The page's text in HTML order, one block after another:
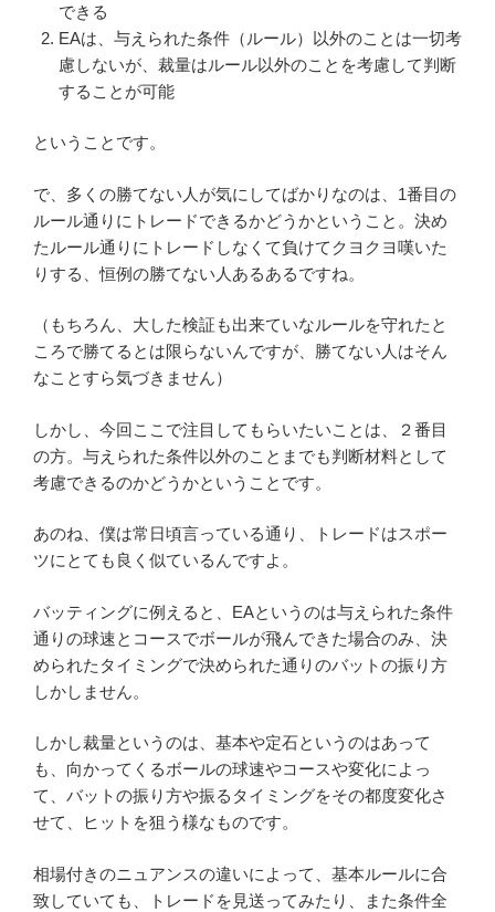
できる
EAは、与えられた条件（ルール）以外のことは一切考
慮しないが、裁量はルール以外のことを考慮して判断
することが可能
ということです。
で、多くの勝てない人が気にしてばかりなのは、1番目の
ルール通りにトレードできるかどうかということ。決め
たルール通りにトレードしなくて負けてクヨクヨ嘆いた
りする、恒例の勝てない人あるあるですね。
（もちろん、大した検証も出来ていなルールを守れたと
ころで勝てるとは限らないんですが、勝てない人はそん
なことすら気づきません）
しかし、今回ここで注目してもらいたいことは、２番目
の方。与えられた条件以外のことまでも判断材料として
考慮できるのかどうかということです。
あのね、僕は常日頃言っている通り、トレードはスポー
ツにとても良く似ているんですよ。
バッティングに例えると、EAというのは与えられた条件
通りの球速とコースでボールが飛んできた場合のみ、決
められたタイミングで決められた通りのバットの振り方
しかしません。
しかし裁量というのは、基本や定石というのはあって
も、向かってくるボールの球速やコースや変化によっ
て、バットの振り方や振るタイミングをその都度変化さ
せて、ヒットを狙う様なものです。
相場付きのニュアンスの違いによって、基本ルールに合
致していても、トレードを見送ってみたり、また条件全